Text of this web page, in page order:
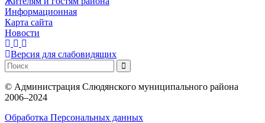
Информационная
Карта сайта
Новости
Версия для слабовидящих
© Администрация Слюдянского муниципального района
2006–2024
Обработка Персональных данных